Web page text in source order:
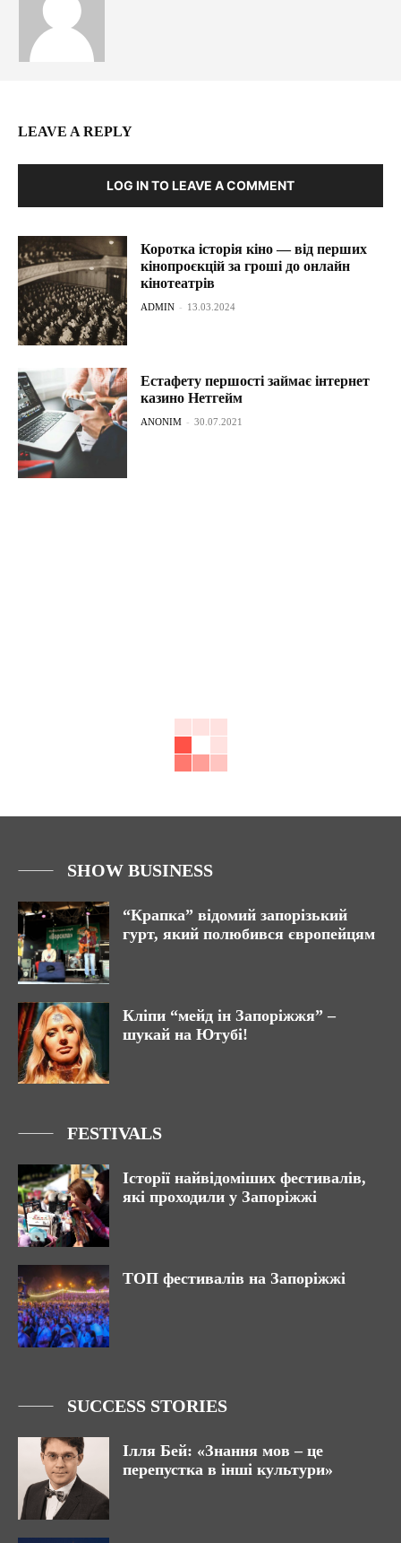
LEAVE A REPLY
LOG IN TO LEAVE A COMMENT
Коротка історія кіно — від перших
кінопроєкцій за гроші до онлайн
кінотеатрів
ADMIN - 13.03.2024
Естафету першості займає інтернет
казино Нетгейм
ANONIM - 30.07.2021
SHOW BUSINESS
“Крапка” відомий запорізький
гурт, який полюбився європейцям
Кліпи “мейд ін Запоріжжя” –
шукай на Ютубі!
FESTIVALS
Історії найвідоміших фестивалів,
які проходили у Запоріжжі
ТОП фестивалів на Запоріжжі
SUCCESS STORIES
Ілля Бей: «Знання мов – це
перепустка в інші культури»